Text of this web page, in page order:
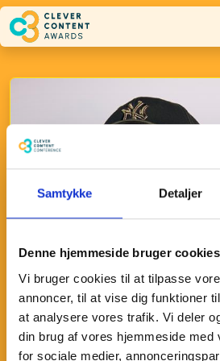
Samtykke Detaljer
Denne hjemmeside bruger cookies
Vi bruger cookies til at tilpasse
annoncer, til at vise dig funktioner
at analysere vores trafik. Vi deler
din brug af vores hjemmeside med
for sociale medier,
Skip to main content